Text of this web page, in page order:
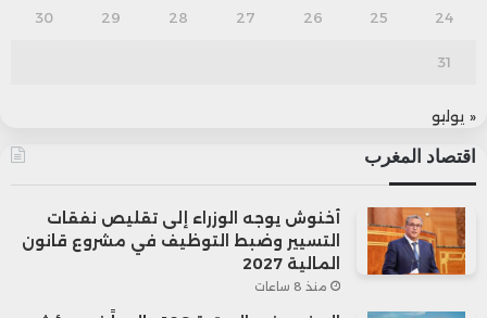
24
25
26
27
28
29
30
31
« يوليو
اقتصاد المغرب
أخنوش يوجه الوزراء إلى تقليص نفقات
التسيير وضبط التوظيف في مشروع قانون
المالية 2027
منذ 8 ساعات